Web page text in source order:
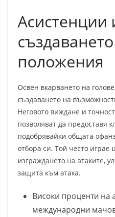
Асистенции
положения
Освен вкарването на
създаването на
Неговото виждане и
позволяват да предоставя
подобрявайки общата
отбора си. Той често играе
изграждането на атаките,
защита към атака.
Високи проценти на
международни